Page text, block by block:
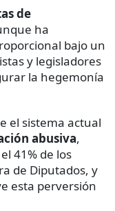
de
ha
bajo un
y legisladores
la hegemonía
el sistema actual
abusiva,
41% de los
de Diputados, y
esta perversión